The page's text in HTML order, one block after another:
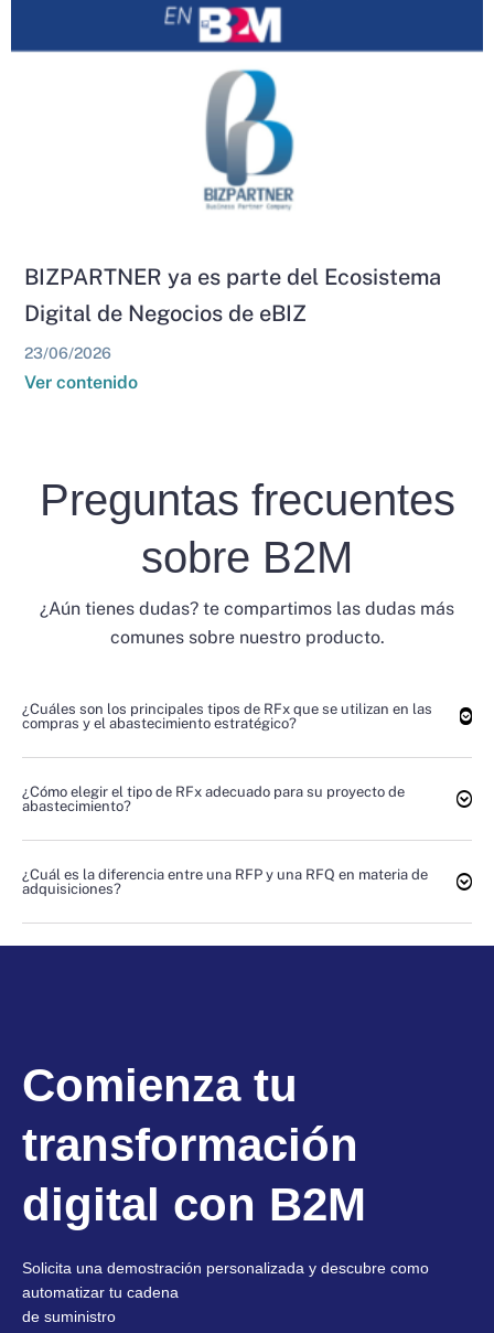
BIZPARTNER ya es parte del Ecosistema
Digital de Negocios de eBIZ
23/06/2026
Ver contenido
Preguntas frecuentes
sobre B2M
¿Aún tienes dudas? te compartimos las dudas más
comunes sobre nuestro producto.
¿Cuáles son los principales tipos de RFx que se utilizan en las
compras y el abastecimiento estratégico?
¿Cómo elegir el tipo de RFx adecuado para su proyecto de
abastecimiento?
¿Cuál es la diferencia entre una RFP y una RFQ en materia de
adquisiciones?
Comienza tu
transformación
digital con B2M
Solicita una demostración personalizada y descubre como
automatizar tu cadena
de suministro